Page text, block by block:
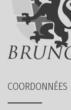
COORDONNÉES